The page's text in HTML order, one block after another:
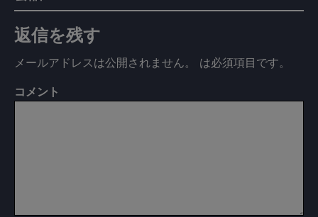
返信を残す
メールアドレスは公開されません。 は必須項目です。
コメント